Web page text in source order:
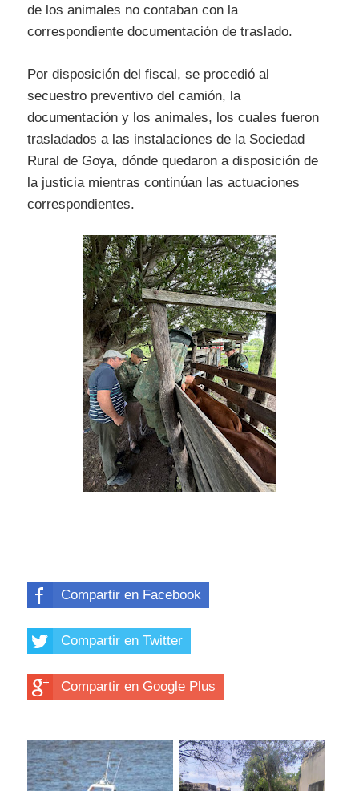
de los animales no contaban con la
correspondiente documentación de traslado.
Por disposición del fiscal, se procedió al
secuestro preventivo del camión, la
documentación y los animales, los cuales fueron
trasladados a las instalaciones de la Sociedad
Rural de Goya, dónde quedaron a disposición de
la justicia mientras continúan las actuaciones
correspondientes.
Compartir en Facebook
Compartir en Twitter
Compartir en Google Plus